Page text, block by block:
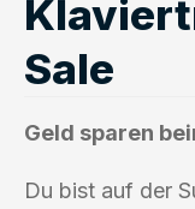
Sale
Geld sparen
Du bist auf der